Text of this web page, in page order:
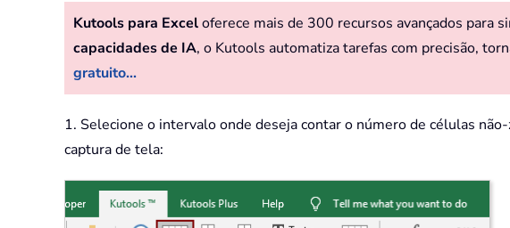
Kutools para Exceloferece mais de 300 recursos avançados para
capacidades de IA, o Kutools automatiza tarefas com precisão,
gratuito...
1. Selecione o intervalo onde deseja contar o número de células
captura de tela: